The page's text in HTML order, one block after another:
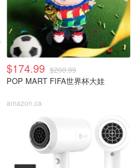
$174.99 $200.99
POP MART FIFA世界杯大娃
amazon.ca